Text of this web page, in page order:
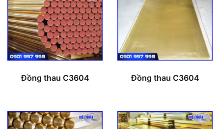
Đồng thau C3604 Đồng thau C3604